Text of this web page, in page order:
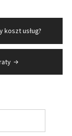
koszt usług?